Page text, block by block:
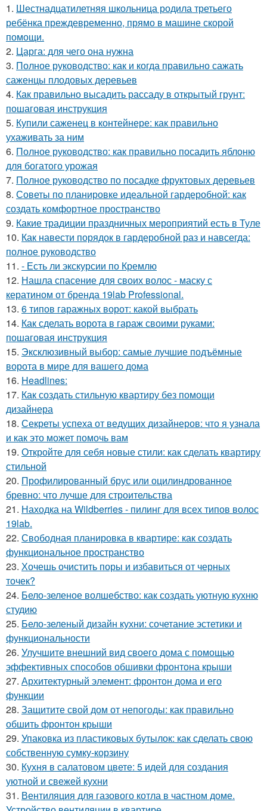
1. Шестнадцатилетняя школьница родила третьего
ребёнка преждевременно, прямо в машине скорой
помощи.
2. Царга: для чего она нужна
3. Полное руководство: как и когда правильно сажать
саженцы плодовых деревьев
4. Как правильно высадить рассаду в открытый грунт:
пошаговая инструкция
5. Купили саженец в контейнере: как правильно
ухаживать за ним
6. Полное руководство: как правильно посадить яблоню
для богатого урожая
7. Полное руководство по посадке фруктовых деревьев
8. Советы по планировке идеальной гардеробной: как
создать комфортное пространство
9. Какие традиции праздничных мероприятий есть в Туле
10. Как навести порядок в гардеробной раз и навсегда:
полное руководство
11. - Есть ли экскурсии по Кремлю
12. Нашла спасение для своих волос - маску с
кератином от бренда 19lab Professional.
13. 6 типов гаражных ворот: какой выбрать
14. Как сделать ворота в гараж своими руками:
пошаговая инструкция
15. Эксклюзивный выбор: самые лучшие подъёмные
ворота в мире для вашего дома
16. Headlines:
17. Как создать стильную квартиру без помощи
дизайнера
18. Секреты успеха от ведущих дизайнеров: что я узнала
и как это может помочь вам
19. Откройте для себя новые стили: как сделать квартиру
стильной
20. Профилированный брус или оцилиндрованное
бревно: что лучше для строительства
21. Находка на Wildberries - пилинг для всех типов волос
19lab.
22. Свободная планировка в квартире: как создать
функциональное пространство
23. Хочешь очистить поры и избавиться от черных
точек?
24. Бело-зеленое волшебство: как создать уютную кухню
студию
25. Бело-зеленый дизайн кухни: сочетание эстетики и
функциональности
26. Улучшите внешний вид своего дома с помощью
эффективных способов обшивки фронтона крыши
27. Архитектурный элемент: фронтон дома и его
функции
28. Защитите свой дом от непогоды: как правильно
обшить фронтон крыши
29. Упаковка из пластиковых бутылок: как сделать свою
собственную сумку-корзину
30. Кухня в салатовом цвете: 5 идей для создания
уютной и свежей кухни
31. Вентиляция для газового котла в частном доме.